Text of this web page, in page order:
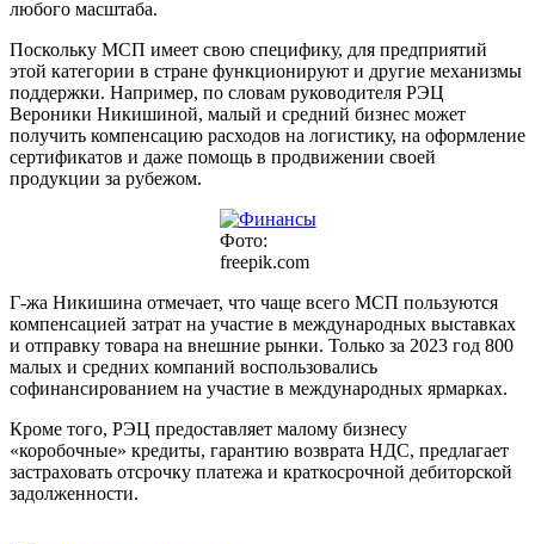
любого масштаба.
Поскольку МСП имеет свою специфику, для предприятий
этой категории в стране функционируют и другие механизмы
поддержки. Например, по словам руководителя РЭЦ
Вероники Никишиной, малый и средний бизнес может
получить компенсацию расходов на логистику, на оформление
сертификатов и даже помощь в продвижении своей
продукции за рубежом.
Фото:
freepik.com
Г-жа Никишина отмечает, что чаще всего МСП пользуются
компенсацией затрат на участие в международных выставках
и отправку товара на внешние рынки. Только за 2023 год 800
малых и средних компаний воспользовались
софинансированием на участие в международных ярмарках.
Кроме того, РЭЦ предоставляет малому бизнесу
«коробочные» кредиты, гарантию возврата НДС, предлагает
застраховать отсрочку платежа и краткосрочной дебиторской
задолженности.